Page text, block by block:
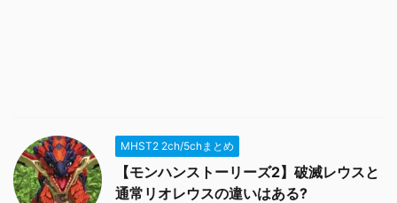
MHST2 2ch/5chまとめ
【モンハンストーリーズ2】破滅レウスと
通常リオレウスの違いはある?